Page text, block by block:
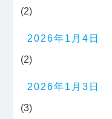
(2)
2026年1月4日
(2)
2026年1月3日
(3)